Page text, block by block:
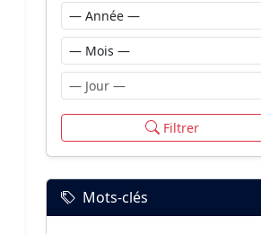
Filtrer
Mots-clés